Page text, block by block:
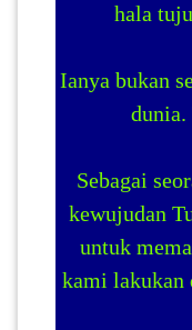
hala
Ianya bukan
dunia.
Sebagai
kewujudan
untuk
kami lakukan